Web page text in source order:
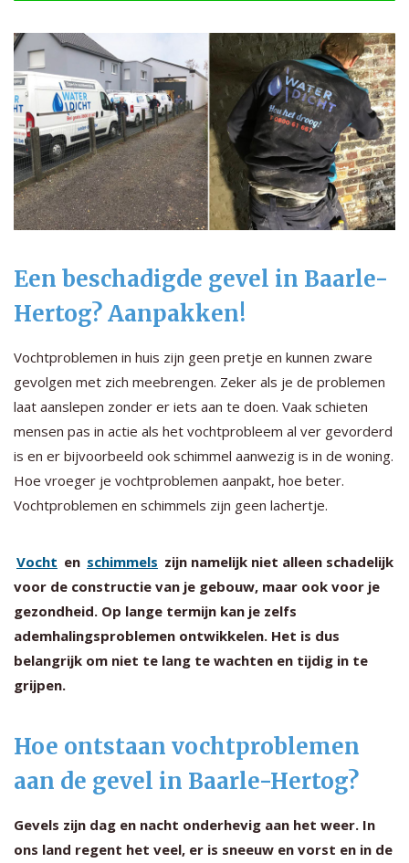
Een beschadigde gevel in Baarle-
Hertog? Aanpakken!
Vochtproblemen in huis zijn geen pretje en kunnen zware
gevolgen met zich meebrengen. Zeker als je de problemen
laat aanslepen zonder er iets aan te doen. Vaak schieten
mensen pas in actie als het vochtprobleem al ver gevorderd
is en er bijvoorbeeld ook schimmel aanwezig is in de woning.
Hoe vroeger je vochtproblemen aanpakt, hoe beter.
Vochtproblemen en schimmels zijn geen lachertje.
Vocht en schimmels zijn namelijk niet alleen schadelijk
voor de constructie van je gebouw, maar ook voor je
gezondheid. Op lange termijn kan je zelfs
ademhalingsproblemen ontwikkelen. Het is dus
belangrijk om niet te lang te wachten en tijdig in te
grijpen.
Hoe ontstaan vochtproblemen
aan de gevel in Baarle-Hertog?
Gevels zijn dag en nacht onderhevig aan het weer. In
ons land regent het veel, er is sneeuw en vorst en in de